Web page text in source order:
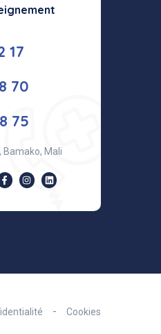
17
70
75
Bamako, Mali
Cookies